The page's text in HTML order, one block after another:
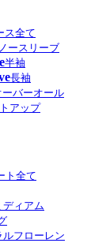
ス全て
ノースリーブ
半袖
長袖
ーバーオール
アップ
ト全て
ディアム
ルフローレン